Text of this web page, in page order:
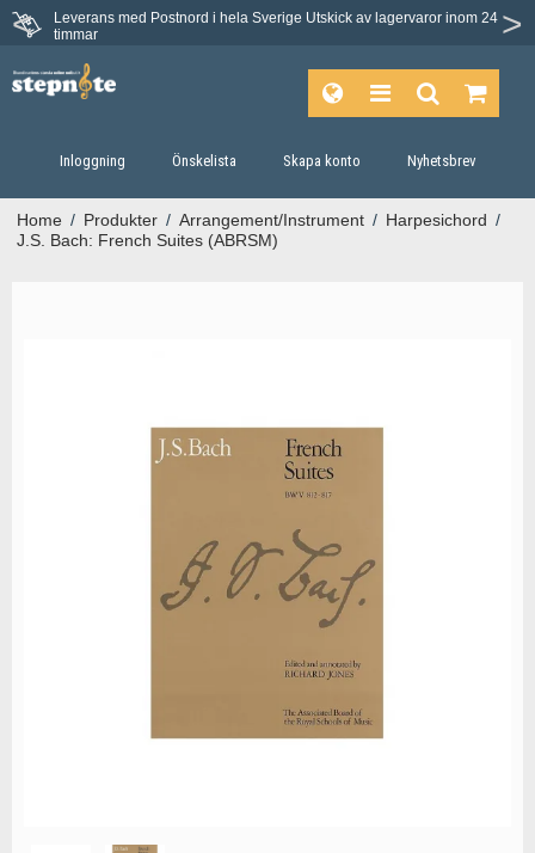
Leverans med Postnord i hela Sverige Utskick av lagervaror inom 24
timmar
Inloggning Önskelista Skapa konto Nyhetsbrev
Home / Produkter / Arrangement/Instrument / Harpesichord /
J.S. Bach: French Suites (ABRSM)